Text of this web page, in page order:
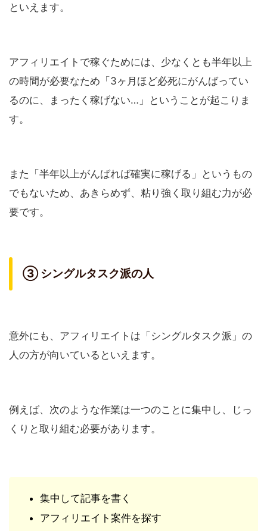
といえます。
アフィリエイトで稼ぐためには、少なくとも半年以上
の時間が必要なため「3ヶ月ほど必死にがんばってい
るのに、まったく稼げない…」ということが起こりま
す。
また「半年以上がんばれば確実に稼げる」というもの
でもないため、あきらめず、粘り強く取り組む力が必
要です。
③ シングルタスク派の人
意外にも、アフィリエイトは「シングルタスク派」の
人の方が向いているといえます。
例えば、次のような作業は一つのことに集中し、じっ
くりと取り組む必要があります。
集中して記事を書く
アフィリエイト案件を探す